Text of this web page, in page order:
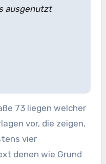
ausgenutzt
73 liegen welcher
vor, die zeigen,
vier
denen wie Grund